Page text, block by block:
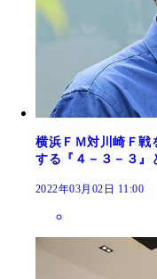
横浜ＦＭ対川崎Ｆ戦
する『４－３－３』
2022年03月02日 11:00